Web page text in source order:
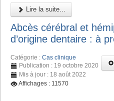
Lire la suite...
Abcès cérébral et
d’origine dentaire : à
Catégorie : Cas clinique
Publication : 19 octobre 2020
Mis à jour : 18 août 2022
Affichages : 11570